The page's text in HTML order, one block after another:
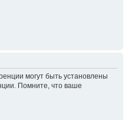
могут быть установлены
Помните, что ваше